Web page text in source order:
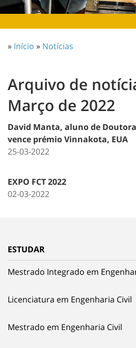
» Início » Notícias
Arquivo de
Março de 2022
David Manta, aluno de
vence prémio Vinnakota, EUA
25-03-2022
EXPO FCT 2022
02-03-2022
ESTUDAR
Mestrado Integrado em
Licenciatura em Engenharia Civil
Mestrado em Engenharia Civil